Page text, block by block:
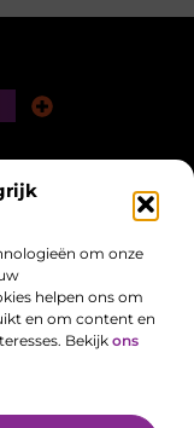
om onze
helpen ons om
en om content en
Bekijk ons
voor jou.